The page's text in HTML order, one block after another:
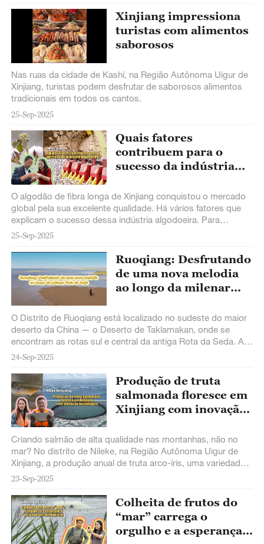
Xinjiang impressiona
turistas com alimentos
saborosos
Nas ruas da cidade de Kashi, na Região Autônoma Uigur de
Xinjiang, turistas podem desfrutar de saborosos alimentos
tradicionais em todos os cantos.
25-Sep-2025
Quais fatores
contribuem para o
sucesso da indústria
O algodão de fibra longa de Xinjiang conquistou o mercado
global pela sua excelente qualidade. Há vários fatores que
explicam o sucesso dessa indústria algodoeira. Para
mostrar essa força, vamos visitar os campos de algodão de
Shihezi, em busca de entender a verdadeira competitividade
do algodão chinês.
25-Sep-2025
Ruoqiang: Desfrutando
de uma nova melodia
ao longo da milenar
O Distrito de Ruoqiang está localizado no sudeste do maior
deserto da China — o Deserto de Taklamakan, onde se
encontram as rotas sul e central da antiga Rota da Seda. A
viajante italiana Vienna Cammarota, acompanhada por
amigos chineses, seguiu as pistas do livro As Viagens de
Marco Polo e entrou no Distrito de Ruoqiang, iniciando uma
aventura às margens do Lago Lop Nur. Venha conferir!
24-Sep-2025
Produção de truta
salmonada floresce em
Xinjiang com inovação
Criando salmão de alta qualidade nas montanhas, não no
mar? No distrito de Nileke, na Região Autônoma Uigur de
Xinjiang, a produção anual de truta arco-íris, uma variedade
de salmão, ultrapassa 9.000 toneladas e gera mais de US$
43 milhões.
23-Sep-2025
Colheita de frutos do
“mar” carrega o
orgulho e a esperança